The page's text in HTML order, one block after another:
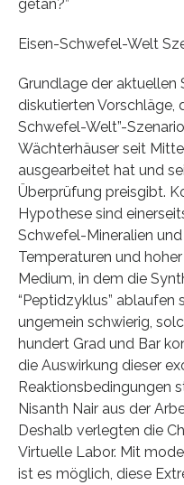
getan?”
Eisen-Schwefel-Welt
Grundlage der aktuellen
diskutierten Vorschläge,
Schwefel-Welt”-
Wächterhäuser seit
ausgearbeitet hat und
Überprüfung preisgibt.
Hypothese sind
Schwefel-Mineralien
Temperaturen und
Medium, in dem die
“Peptidzyklus” ablaufen
ungemein schwierig,
hundert Grad und Bar
die Auswirkung dieser
Reaktionsbedingungen
Nisanth Nair aus der
Deshalb verlegten die
Virtuelle Labor. Mit
ist es möglich, diese